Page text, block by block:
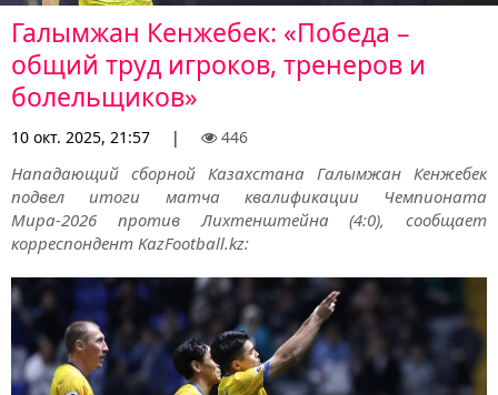
Галымжан Кенжебек: «Победа –
общий труд игроков, тренеров и
болельщиков»
10 окт. 2025, 21:57 | 446
Нападающий сборной Казахстана Галымжан Кенжебек
подвел итоги матча квалификации Чемпионата
Мира-2026 против Лихтенштейна (4:0), сообщает
корреспондент KazFootball.kz: